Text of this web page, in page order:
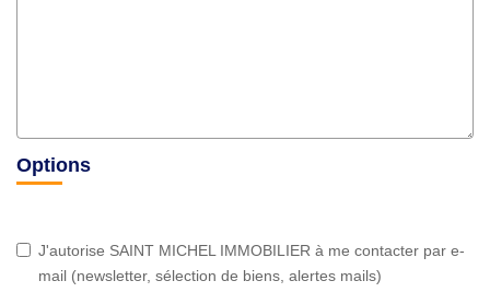
Options
J'autorise SAINT MICHEL IMMOBILIER à me contacter par e-
mail (newsletter, sélection de biens, alertes mails)